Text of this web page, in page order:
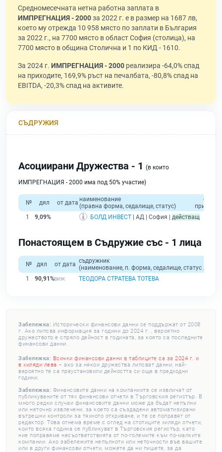
Средномесечната нетна работна заплата в
ИМПРЕГНАЦИЯ - 2000за 2022 г. е в размер на 1687 лв,
което му отрежда 10 958 място по заплати в България
за 2022 г., на 7700 място в област София (столица), на
7700 място в община Столична и 1 по КИД - 1610.
За 2024 г. ИМПРЕГНАЦИЯ - 2000 реализира -64,0% спад
на приходите, 169,9% ръст на печалбата, -80,8% спад на
EBITDA, -20,3% спад на активите.
СЪДРУЖИЯ
Асоциирани Дружества - 1 (в които
ИМПРЕГНАЦИЯ - 2000 има под 50% участие)
№ дял от дата наименование
(правна форма, седалище, статус)
общо
приходи
1 9,09% БОЛД ИНВЕСТ | АД | София | действащ
Понастоящем в Съдружие със - 1 лица
№ дял от дата съдружник
(наименование, п. форма, седалище, статус /
1
90,91% ТЕОДОРА СТРАТЕВА ТОТЕВА
Забележка: Исторически финансови данни се поддържат от 2008
г. Ако липсва информация за години до 2024 г. , вероятно
дружеството е спряло дейност в годината, за която са последните
финансови данни.
Забележка: Всички финансови данни в таблиците са за 2024 г. и
в хиляди лева – ако за някои дружества липсват данни, най-
вероятно те са преустановили дейността си още в предходни
години.
Забележка: Финансовите данни на компаниите се извличат от
публикуваните от тях финансови отчети в Търговския регистър. В
много редки случаи финансовите данни може да бъдат непълни
или неточно извлечени, за което са създадени автоматизирани
вътрешни контроли за тяхното откриване, и те се поправят от
редактор. Това отнема време с оглед на стотиците хиляди отчети,
които всяка година се публикуват в Търговския регистър, като
ние поправяме несъответствията от по-големите към по-малките
компании. Ако забележите непълноти или неточности във вашите
или в други финансови отчети, можете да ни пишете, за да